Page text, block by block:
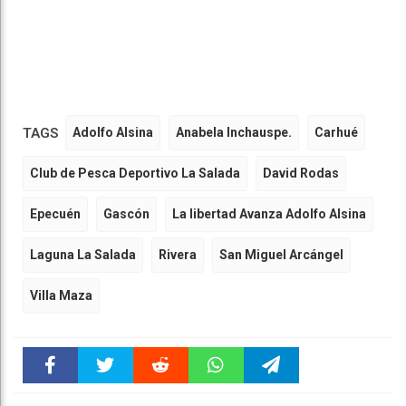
TAGS Adolfo Alsina Anabela Inchauspe. Carhué
Club de Pesca Deportivo La Salada David Rodas
Epecuén Gascón La libertad Avanza Adolfo Alsina
Laguna La Salada Rivera San Miguel Arcángel
Villa Maza